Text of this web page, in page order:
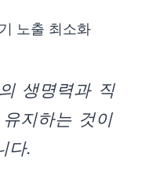
노출 최소화
생명력과 직
지하는 것이
다.